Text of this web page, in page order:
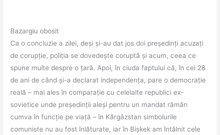
Bazargiu obosit
Ca o concluzie a zilei, deși și-au dat jos doi președinți acuzați
de corupție, poliția se dovedește coruptă și acum, ceea ce
spune multe despre o țară. Apoi, în ciuda faptului că, în cei 28
de ani de când și-a declarat independența, pare o democrație
reală – mai ales în comparație cu celelalte republici ex-
sovietice unde președinții aleși pentru un mandat rămân
cumva în funcție pe viață – în Kârgâzstan simbolurile
comuniste nu au fost înlăturate, iar în Bișkek am întâlnit cele